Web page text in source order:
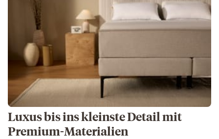
Luxus bis ins kleinste Detail mit
Premium-Materialien